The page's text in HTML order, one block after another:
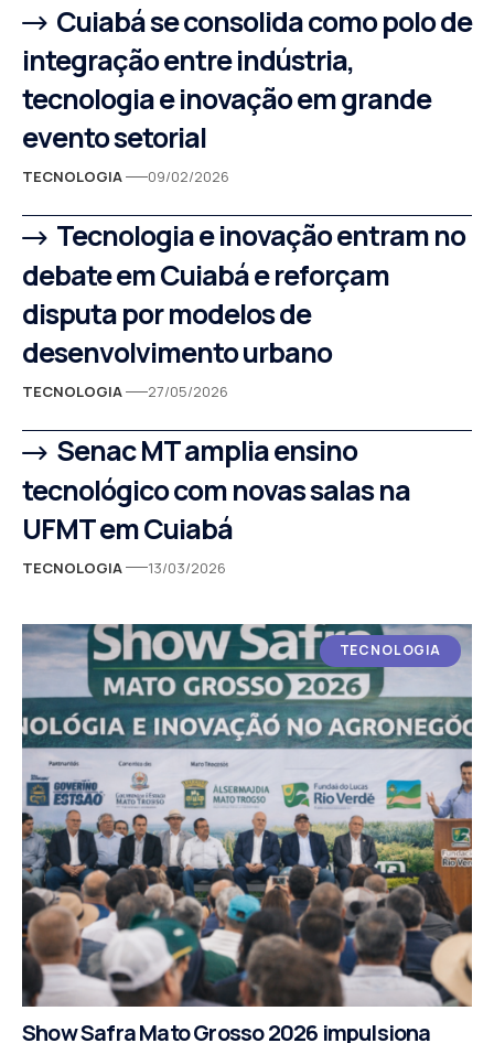
Cuiabá se consolida como polo de
integração entre indústria,
tecnologia e inovação em grande
evento setorial
TECNOLOGIA 09/02/2026
Tecnologia e inovação entram no
debate em Cuiabá e reforçam
disputa por modelos de
desenvolvimento urbano
TECNOLOGIA 27/05/2026
Senac MT amplia ensino
tecnológico com novas salas na
UFMT em Cuiabá
TECNOLOGIA 13/03/2026
TECNOLOGIA
Show Safra Mato Grosso 2026 impulsiona